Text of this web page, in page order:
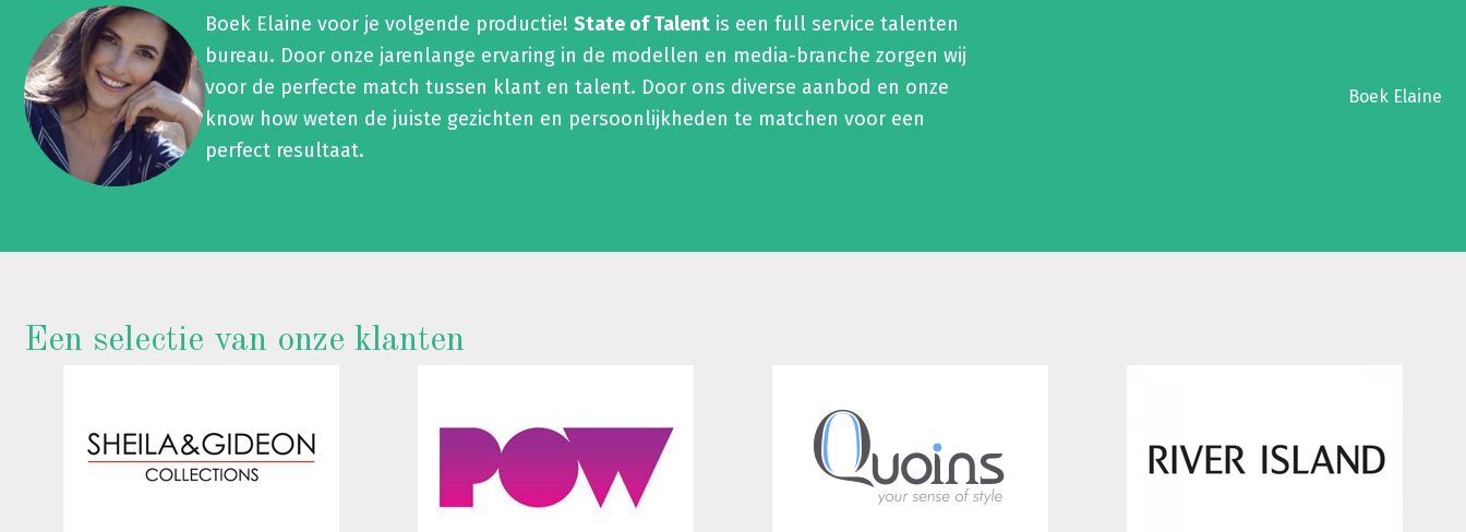
Boek Elaine voor je volgende productie!State of Talent is een full service talenten
bureau. Door onze jarenlange ervaring in de modellen en media-branche zorgen wij
voor de perfecte match tussen klant en talent. Door ons diverse aanbod en onze
know how weten de juiste gezichten en persoonlijkheden te matchen voor een
perfect resultaat.
Boek Elaine
Een selectie van onze klanten